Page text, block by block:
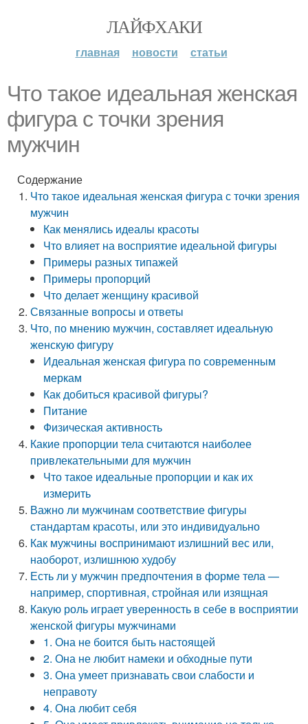
ЛАЙФХАКИ
главная новости статьи
Что такое идеальная женская
фигура с точки зрения
мужчин
Содержание
Что такое идеальная женская фигура с точки зрения
мужчин
Как менялись идеалы красоты
Что влияет на восприятие идеальной фигуры
Примеры разных типажей
Примеры пропорций
Что делает женщину красивой
Связанные вопросы и ответы
Что, по мнению мужчин, составляет идеальную
женскую фигуру
Идеальная женская фигура по современным
меркам
Как добиться красивой фигуры?
Питание
Физическая активность
Какие пропорции тела считаются наиболее
привлекательными для мужчин
Что такое идеальные пропорции и как их
измерить
Важно ли мужчинам соответствие фигуры
стандартам красоты, или это индивидуально
Как мужчины воспринимают излишний вес или,
наоборот, излишнюю худобу
Есть ли у мужчин предпочтения в форме тела —
например, спортивная, стройная или изящная
Какую роль играет уверенность в себе в восприятии
женской фигуры мужчинами
1. Она не боится быть настоящей
2. Она не любит намеки и обходные пути
3. Она умеет признавать свои слабости и
неправоту
4. Она любит себя